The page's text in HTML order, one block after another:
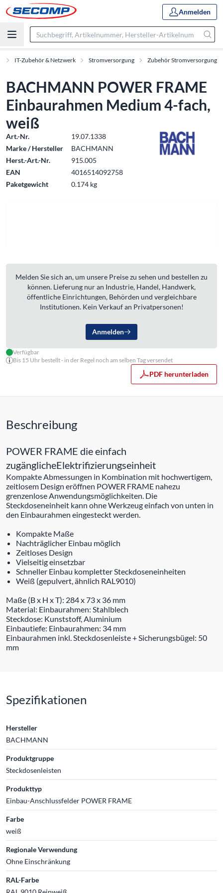
Anmelden
IT-Zubehör & Netzwerk Stromversorgung Zubehör Stromversorgung
BACHMANN POWER FRAME
Einbaurahmen Medium 4-fach,
weiß
Art.-Nr.
19.07.1338
Marke / Hersteller
BACHMANN
Herst.-Art.-Nr.
915.005
EAN
4016514092758
Paketgewicht
0.174 kg
Melden Sie sich an, um unsere Preise zu sehen und bestellen zu
können. Lieferung nur an Industrie, Handel, Handwerk,
öffentliche Einrichtungen, Behörden und vergleichbare
Institutionen. Kein Verkauf an Privatpersonen!
Anmelden
Verfügbar
Bis 15 Uhr bestellt - in der Regel noch am selben Tag versendet
PDF herunterladen
Beschreibung
POWER FRAME die einfach
zugänglicheElektrifizierungseinheit
Kompakte Abmessungen in Kombination mit hochwertigem,
zeitlosem Design eröffnen POWER FRAME nahezu
grenzenlose Anwendungsmöglichkeiten. Die
Steckdoseneinheit kann ohne Werkzeug einfach von unten in
den Einbaurahmen eingesteckt werden.
Kompakte Maße
Nachträglicher Einbau möglich
Zeitloses Design
Vielseitig einsetzbar
Schneller Einbau kompletter Steckdoseneinheiten
Weiß (gepulvert, ähnlich RAL9010)
Maße (B x H x T): 284 x 73 x 36 mm
Material: Einbaurahmen: Stahlblech
Steckdose: Kunststoff, Aluminium
Einbautiefe: Einbaurahmen: 34 mm
Einbaurahmen inkl. Steckdosenleiste + Sicherungsbügel: 50
mm
Spezifikationen
Hersteller
BACHMANN
Produktgruppe
Steckdosenleisten
Produkttyp
Einbau-Anschlussfelder POWER FRAME
Farbe
weiß
Regionale Verwendung
Ohne Einschränkung
RAL-Farbe